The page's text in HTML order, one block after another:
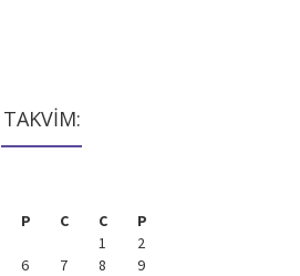
TAKVİM:
P C C
P
1
2
6 7 8
9